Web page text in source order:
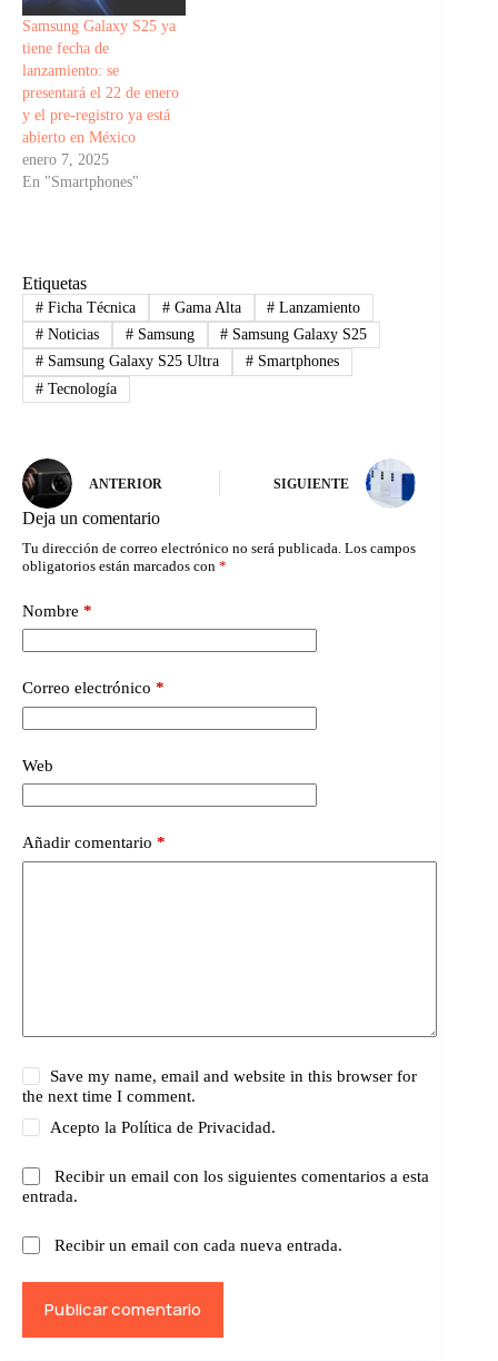
Samsung Galaxy S25 ya
tiene fecha de
lanzamiento: se
presentará el 22 de enero
y el pre-registro ya está
abierto en México
enero 7, 2025
En "Smartphones"
Etiquetas
#Ficha Técnica #Gama Alta # Lanzamiento
#Noticias #Samsung # Samsung Galaxy S25
#Samsung Galaxy S25 Ultra #Smartphones
#Tecnología
ANTERIOR SIGUIENTE
Deja un comentario
Tu dirección de correo electrónico no será publicada. Los campos
obligatorios están marcados con *
Nombre *
Correo electrónico *
Web
Añadir comentario *
Save my name, email and website in this browser for
the next time I comment.
Acepto laPolítica de Privacidad.
Recibir un email con los siguientes comentarios a esta
entrada.
Recibir un email con cada nueva entrada.
Publicar comentario